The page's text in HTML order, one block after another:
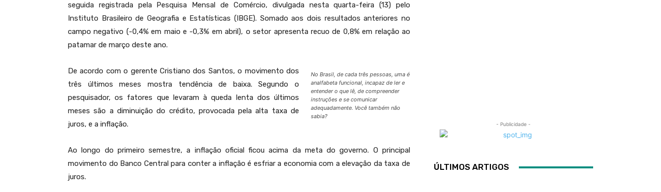
seguida registrada pela Pesquisa Mensal de Comércio, divulgada nesta quarta-feira (13) pelo
Instituto Brasileiro de Geografia e Estatísticas (IBGE). Somado aos dois resultados anteriores no
campo negativo (-0,4% em maio e -0,3% em abril), o setor apresenta recuo de 0,8% em relação ao
patamar de março deste ano.
No Brasil, de cada três pessoas, uma é
analfabeta funcional, incapaz de ler e
entender o que lê, de compreender
instruções e se comunicar
adequadamente. Você também não
sabia?
De acordo com o gerente Cristiano dos Santos, o movimento dos
três últimos meses mostra tendência de baixa. Segundo o
pesquisador, os fatores que levaram à queda lenta dos últimos
meses são a diminuição do crédito, provocada pela alta taxa de
juros, e a inflação.
Ao longo do primeiro semestre, a inflação oficial ficou acima da meta do governo. O principal
movimento do Banco Central para conter a inflação é esfriar a economia com a elevação da taxa de
juros.
- Publicidade -
ÚLTIMOS ARTIGOS